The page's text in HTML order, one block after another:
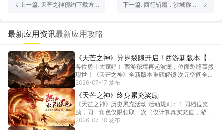
上一篇: 天芒之神预约下载方
下一篇: 西行斩魔，沙城称
最新应用资讯最新应用攻略
《天芒之神》异界裂隙开启！西游新版本【次
元空间】
各位勇士大家好！ 西游秘境再起波澜，位面裂缝轰然
现世！《天芒之神》全新版本重磅解锁 次元空间全新
跨域... [详情]
2026-07-17 发布
《天芒之神》终身累充奖励
《天芒之神》历史累充活动 活动规则： 1. 同档位奖
励，同一角色仅限领取一次（仅计算真实充值，游戏
充... [详情]
2026-07-10 发布